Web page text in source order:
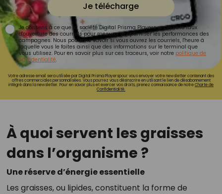
Je télécharge
Je consens à ce que la société Digital Prisma Players analyse le taux
d'ouverture des courriels pour mesurer et optimiser les performances des
campagnes. Nous pourrons savoir si vous ouvrez les courriels, l'heure à
laquelle vous le faites ainsi que des informations sur le terminal que
vous utilisez. Pour en savoir plus sur ces traceurs, voir notre politique de
confidentialité.
Votre adresse email sera utilisée par Digital Prisma Playerspour vous envoyer votre newsletter contenant des
offres commerciales personnalisées. Vous pourrez vous désinscrire en utilisant le lien de désabonnement
intégré dans la newsletter. Pour en savoir plus et exercer vos droits, prenez connaissance de notreCharte de
Confidentialité.
À quoi servent les graisses
dans l’organisme ?
Une réserve d’énergie essentielle
Les graisses, ou lipides, constituent la forme de